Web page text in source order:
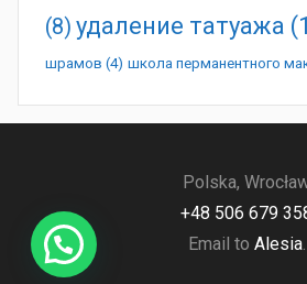
(8) удаление татуажа
шрамов (4) школа перманентного
Polska,
+48 506 679
Email to Alesia.